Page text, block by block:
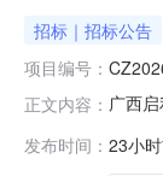
招标｜招标公告
项目编号：
正文内容： 广西
08月
发布时间： 23小